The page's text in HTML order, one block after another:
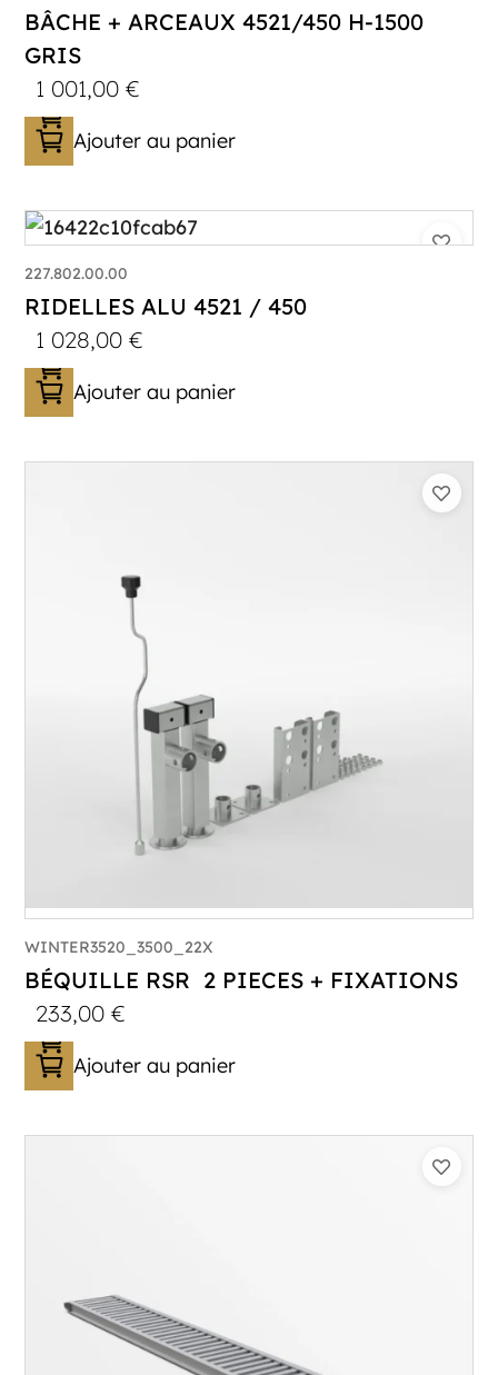
BÂCHE + ARCEAUX 4521/450 H-1500
GRIS
1 001,00€
Ajouter au panier
227.802.00.00
RIDELLES ALU 4521 / 450
1 028,00€
Ajouter au panier
WINTER3520_3500_22X
BÉQUILLE RSR 2 PIECES + FIXATIONS
233,00€
Ajouter au panier